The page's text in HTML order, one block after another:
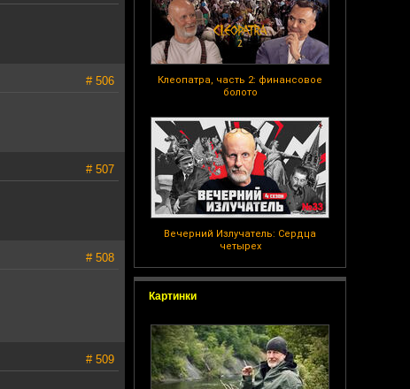
Клеопатра, часть 2: финансовое
болото
Вечерний Излучатель: Сердца
четырех
Картинки
# 506
# 507
# 508
# 509